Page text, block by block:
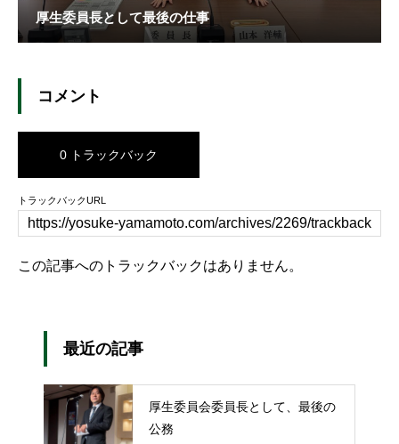
厚生委員長として最後の仕事
コメント
0 トラックバック
トラックバックURL
この記事へのトラックバックはありません。
最近の記事
厚生委員会委員長として、最後の
公務